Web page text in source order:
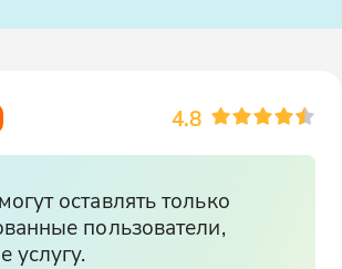
4.8
оставлять только
пользователи,
услугу.